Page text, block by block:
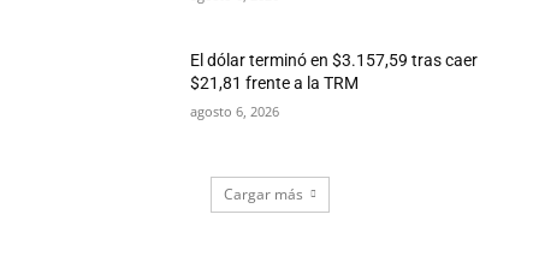
El dólar terminó en $3.157,59 tras caer
$21,81 frente a la TRM
agosto 6, 2026
Cargar más